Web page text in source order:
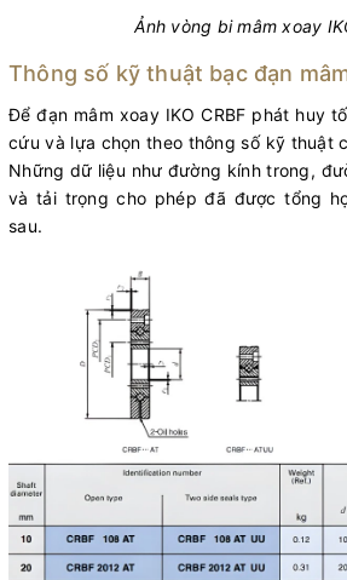
Ảnh vòng bi mâm xoay
Thông số kỹ thuật bạc đạn
Để đạn mâm xoay IKO CRBF phát huy
cứu và lựa chọn theo thông số kỹ thuật
Những dữ liệu như đường kính trong,
và tải trọng cho phép đã được tổng
sau.